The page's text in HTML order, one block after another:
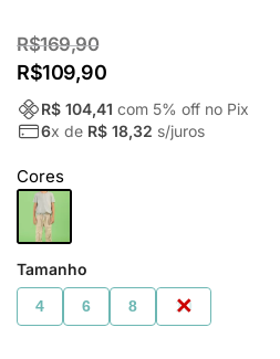
R$169,90
R$109,90
R$ 104,41 com 5% off no Pix
6x de R$ 18,32 s/juros
Cores
Tamanho
4 6 8 10